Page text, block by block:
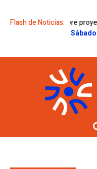
Flash de Noticias:
sobre proyectos